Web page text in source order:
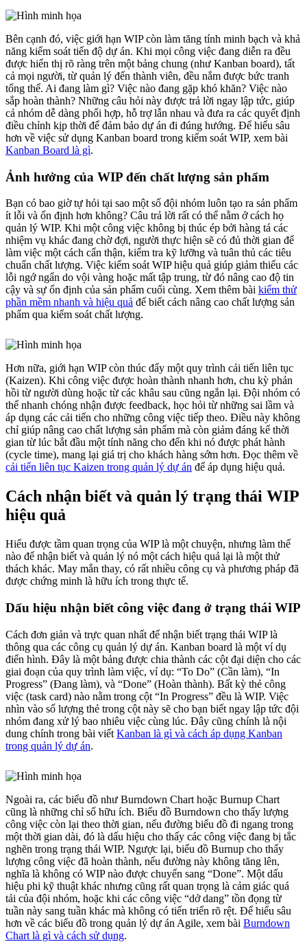
Bên cạnh đó, việc giới hạn WIP còn làm tăng tính minh bạch và khả
năng kiểm soát tiến độ dự án. Khi mọi công việc đang diễn ra đều
được hiển thị rõ ràng trên một bảng chung (như Kanban board), tất
cả mọi người, từ quản lý đến thành viên, đều nắm được bức tranh
tổng thể. Ai đang làm gì? Việc nào đang gặp khó khăn? Việc nào
sắp hoàn thành? Những câu hỏi này được trả lời ngay lập tức, giúp
cả nhóm dễ dàng phối hợp, hỗ trợ lẫn nhau và đưa ra các quyết định
điều chỉnh kịp thời để đảm bảo dự án đi đúng hướng. Để hiểu sâu
hơn về việc sử dụng Kanban board trong kiểm soát WIP, xem bài
Kanban Board là gì.
Ảnh hưởng của WIP đến chất lượng sản phẩm
Bạn có bao giờ tự hỏi tại sao một số đội nhóm luôn tạo ra sản phẩm
ít lỗi và ổn định hơn không? Câu trả lời rất có thể nằm ở cách họ
quản lý WIP. Khi một công việc không bị thúc ép bởi hàng tá các
nhiệm vụ khác đang chờ đợi, người thực hiện sẽ có đủ thời gian để
làm việc một cách cẩn thận, kiểm tra kỹ lưỡng và tuân thủ các tiêu
chuẩn chất lượng. Việc kiểm soát WIP hiệu quả giúp giảm thiểu các
lỗi ngớ ngẩn do vội vàng hoặc mất tập trung, từ đó nâng cao độ tin
cậy và sự ổn định của sản phẩm cuối cùng. Xem thêm bài kiểm thử
phần mềm nhanh và hiệu quả để biết cách nâng cao chất lượng sản
phẩm qua kiểm soát chất lượng.
Hơn nữa, giới hạn WIP còn thúc đẩy một quy trình cải tiến liên tục
(Kaizen). Khi công việc được hoàn thành nhanh hơn, chu kỳ phản
hồi từ người dùng hoặc từ các khâu sau cũng ngắn lại. Đội nhóm có
thể nhanh chóng nhận được feedback, học hỏi từ những sai lầm và
áp dụng các cải tiến cho những công việc tiếp theo. Điều này không
chỉ giúp nâng cao chất lượng sản phẩm mà còn giảm đáng kể thời
gian từ lúc bắt đầu một tính năng cho đến khi nó được phát hành
(cycle time), mang lại giá trị cho khách hàng sớm hơn. Đọc thêm về
cải tiến liên tục Kaizen trong quản lý dự án để áp dụng hiệu quả.
Cách nhận biết và quản lý trạng thái WIP
hiệu quả
Hiểu được tầm quan trọng của WIP là một chuyện, nhưng làm thế
nào để nhận biết và quản lý nó một cách hiệu quả lại là một thử
thách khác. May mắn thay, có rất nhiều công cụ và phương pháp đã
được chứng minh là hữu ích trong thực tế.
Dấu hiệu nhận biết công việc đang ở trạng thái WIP
Cách đơn giản và trực quan nhất để nhận biết trạng thái WIP là
thông qua các công cụ quản lý dự án. Kanban board là một ví dụ
điển hình. Đây là một bảng được chia thành các cột đại diện cho các
giai đoạn của quy trình làm việc, ví dụ: “To Do” (Cần làm), “In
Progress” (Đang làm), và “Done” (Hoàn thành). Bất kỳ thẻ công
việc (task card) nào nằm trong cột “In Progress” đều là WIP. Việc
nhìn vào số lượng thẻ trong cột này sẽ cho bạn biết ngay lập tức đội
nhóm đang xử lý bao nhiêu việc cùng lúc. Đây cũng chính là nội
dung chính trong bài viết Kanban là gì và cách áp dụng Kanban
trong quản lý dự án.
Ngoài ra, các biểu đồ như Burndown Chart hoặc Burnup Chart
cũng là những chỉ số hữu ích. Biểu đồ Burndown cho thấy lượng
công việc còn lại theo thời gian, nếu đường biểu đồ đi ngang trong
một thời gian dài, đó là dấu hiệu cho thấy các công việc đang bị tắc
nghẽn trong trạng thái WIP. Ngược lại, biểu đồ Burnup cho thấy
lượng công việc đã hoàn thành, nếu đường này không tăng lên,
nghĩa là không có WIP nào được chuyển sang “Done”. Một dấu
hiệu phi kỹ thuật khác nhưng cũng rất quan trọng là cảm giác quá
tải của đội nhóm, hoặc khi các công việc “dở dang” tồn đọng từ
tuần này sang tuần khác mà không có tiến triển rõ rệt. Để hiểu sâu
hơn về các biểu đồ trong quản lý dự án Agile, xem bài Burndown
Chart là gì và cách sử dụng.